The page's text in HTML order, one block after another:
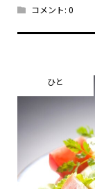
コメント: 0
ひと